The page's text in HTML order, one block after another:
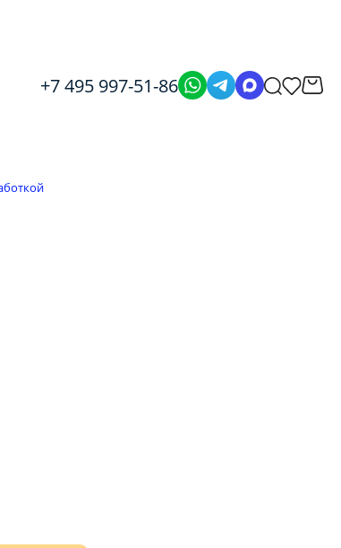
+7 495 997-51-86